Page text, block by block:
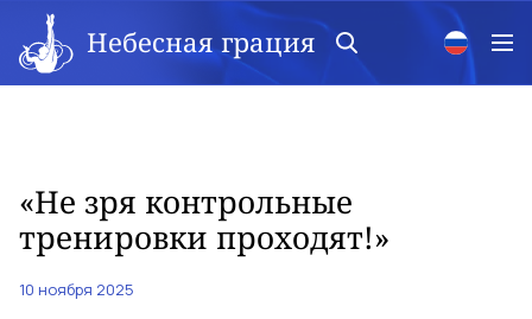
Небесная грация
«Не зря контрольные
тренировки проходят!»
10 ноября 2025